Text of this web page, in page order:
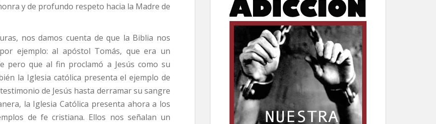
y de profundo respeto hacia la Madre de
nos damos cuenta de que la Biblia nos
ejemplo: al apóstol Tomás, que era un
pero que al fin proclamó a Jesús como su
la Iglesia católica presenta el ejemplo de
de Jesús hasta derramar su sangre
la Iglesia Católica presenta ahora a los
de fe cristiana. Ellos nos señalan un